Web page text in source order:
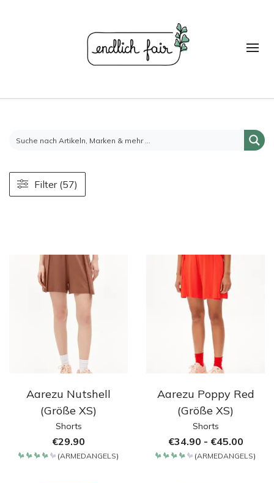
Aarezu Nutshell
(Größe XS)
Shorts
€29.90
(ARMEDANGELS)
Aarezu Poppy Red
(Größe XS)
Shorts
€34.90 - €45.00
(ARMEDANGELS)
Filter (57)